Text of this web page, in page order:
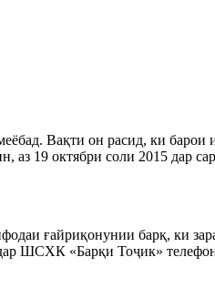
Вақти он расид, ки барои
аз 19 октябри соли 2015 дар
ғайриқонунии барқ, ки
ШСХК «Барқи Тоҷик»